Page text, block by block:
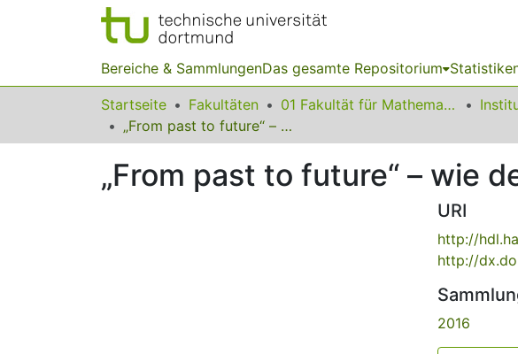
Bereiche & SammlungenDas gesamte Repositorium
Startseite Fakultäten 01 Fakultät für Mathematik
„From past to future“ – wie der Vorunterricht das Lernen beschränkt.
„From past to future“ – wie
URI
http://
http://
2016